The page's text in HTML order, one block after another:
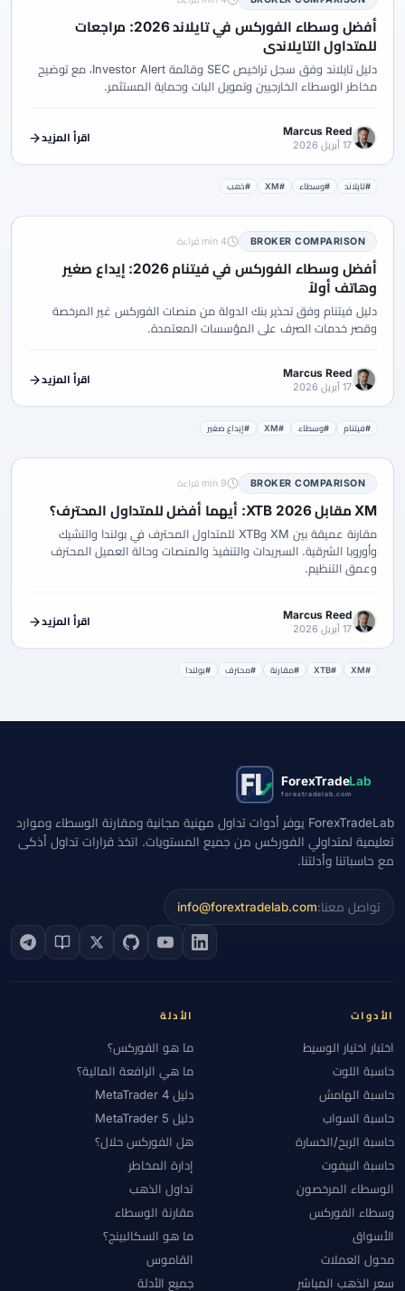
أفضل وسطاء الفوركس في تايلاند 2026: مراجعات
للمتداول التايلاندي
دليل تايلاند وفق سجل تراخيص SEC وقائمة Investor Alert، مع توضيح
مخاطر الوسطاء الخارجيين وتمويل البات وحماية المستثمر.
Marcus Reed
17 أبريل 2026
اقرأ المزيد
#تايلاند #وسطاء #XM #ذهب
BROKER COMPARISON 4 min قراءة
أفضل وسطاء الفوركس في فيتنام 2026: إيداع صغير
وهاتف أولاً
دليل فيتنام وفق تحذير بنك الدولة من منصات الفوركس غير المرخصة
وقصر خدمات الصرف على المؤسسات المعتمدة.
Marcus Reed
17 أبريل 2026
اقرأ المزيد
#فيتنام #وسطاء #XM #إيداع صغير
BROKER COMPARISON 9 min قراءة
XM مقابل XTB 2026: أيهما أفضل للمتداول المحترف؟
مقارنة عميقة بين XM وXTB للمتداول المحترف في بولندا والتشيك
وأوروبا الشرقية. السبريدات والتنفيذ والمنصات وحالة العميل المحترف
وعمق التنظيم.
Marcus Reed
17 أبريل 2026
اقرأ المزيد
#XM
#XTB #مقارنة #محترف #بولندا
ForexTradeLab
forextradelab.com
ForexTradeLab يوفر أدوات تداول مهنية مجانية ومقارنة الوسطاء وموارد
تعليمية لمتداولي الفوركس من جميع المستويات. اتخذ قرارات تداول أذكى
مع حاسباتنا وأدلتنا.
تواصل معنا:info@forextradelab.com
الأدوات
اختبار اختيار الوسيط
حاسبة اللوت
حاسبة الهامش
حاسبة السواب
حاسبة الربح/الخسارة
حاسبة البيفوت
الوسطاء المرخصون
وسطاء الفوركس
الأسواق
محول العملات
سعر الذهب المباشر
الأدلة
ما هو الفوركس؟
ما هي الرافعة المالية؟
دليل MetaTrader 4
دليل MetaTrader 5
هل الفوركس حلال؟
إدارة المخاطر
تداول الذهب
مقارنة الوسطاء
ما هو السكالبينج؟
القاموس
جميع الأدلة